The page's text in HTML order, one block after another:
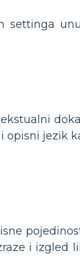
jezik
i izgled